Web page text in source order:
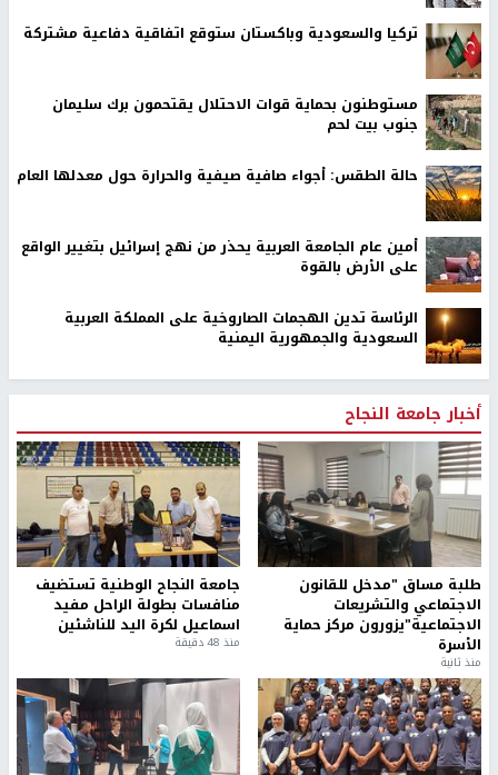
تركيا والسعودية وباكستان ستوقع اتفاقية دفاعية مشتركة
مستوطنون بحماية قوات الاحتلال يقتحمون برك سليمان
جنوب بيت لحم
حالة الطقس: أجواء صافية صيفية والحرارة حول معدلها العام
أمين عام الجامعة العربية يحذر من نهج إسرائيل بتغيير الواقع
على الأرض بالقوة
الرئاسة تدين الهجمات الصاروخية على المملكة العربية
السعودية والجمهورية اليمنية
أخبار جامعة النجاح
طلبة مساق "مدخل للقانون
الاجتماعي والتشريعات
الاجتماعية"يزورون مركز حماية
الأسرة
منذ ثانية
جامعة النجاح الوطنية تستضيف
منافسات بطولة الراحل مفيد
اسماعيل لكرة اليد للناشئين
منذ 48 دقيقة